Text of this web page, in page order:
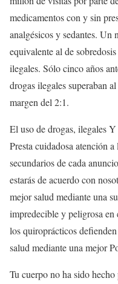
medicamentos con y sin
analgésicos y sedantes. Un
equivalente al de
ilegales. Sólo cinco años
drogas ilegales superaban
margen del 2:1.
El uso de drogas, ilegales
Presta cuidadosa atención
secundarios decada
estarás de acuerdo con
mejor salud mediante una
impredecible y peligrosa en
los quiroprácticos
salud mediante una mejor
Tu cuerpo no ha sido